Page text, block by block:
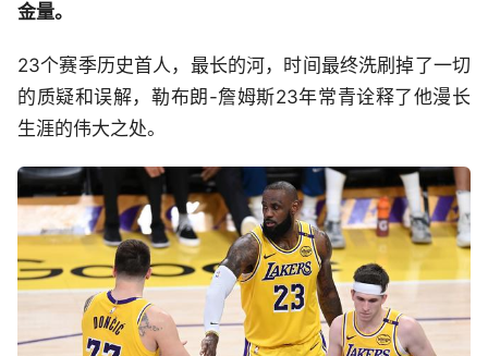
金量。
23个赛季历史首人，最长的河，时间最终洗刷掉了一切
的质疑和误解，勒布朗-詹姆斯23年常青诠释了他漫长
生涯的伟大之处。